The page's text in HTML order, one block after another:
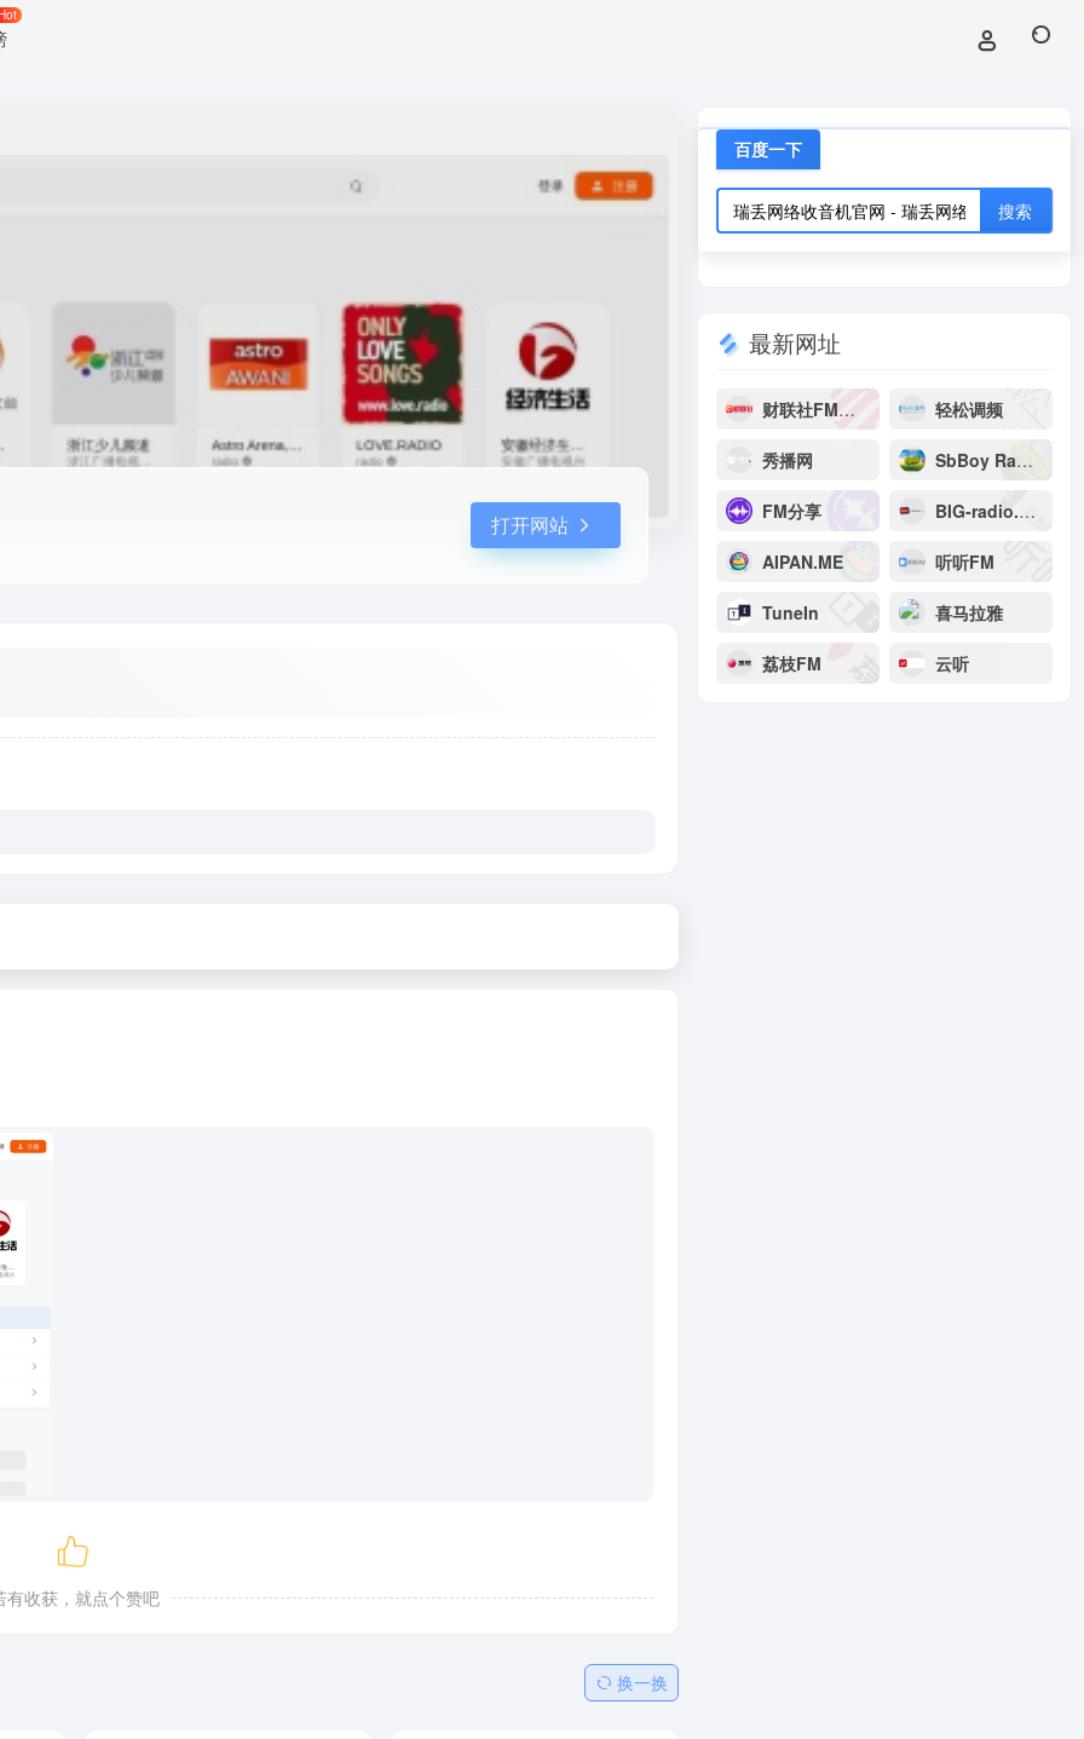
打开网站
有收获，就点个赞吧
换一换
百度一下
最新网址
财联社FM电台 轻松调频
秀播网 SbBoy Radio拾贝网络电台
FM分享 BIG-radio.net
AIPAN.ME 听听FM
TuneIn 喜马拉雅
荔枝FM 云听